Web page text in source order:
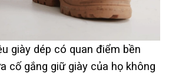
giày dép có quan điểm bền
cố gắng giữ giày của họ không